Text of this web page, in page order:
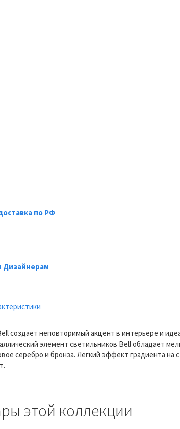
по РФ
Дизайнерам
создает неповторимый акцент в интерьере и
элемент светильников Bell обладает
серебро и бронза. Легкий эффект градиента
этой коллекции